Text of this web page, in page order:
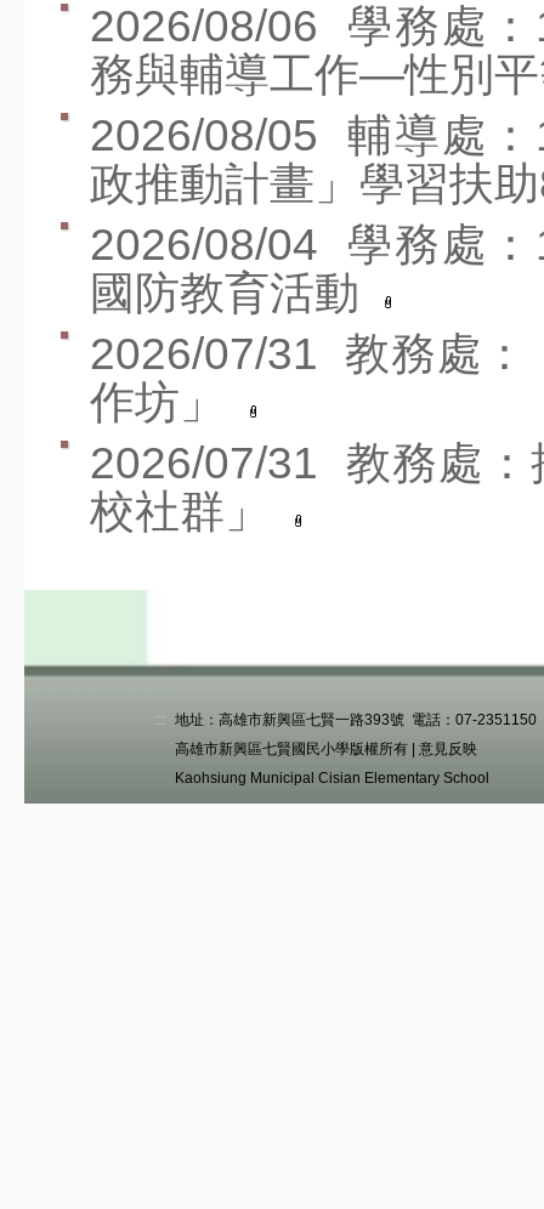
2026/08/06 學務處
務與輔導工作—性別
2026/08/05 輔導處
政推動計畫」學習扶
2026/08/04 學務處
國防教育活動
2026/07/31 教務處：
作坊」
2026/07/31 教務處：
校社群」
:::
地址：高雄市新興區七賢一路393號 電話：07-
高雄市新興區七賢國民小學版權所有 | 意見反映
Kaohsiung Municipal Cisian Elementary School